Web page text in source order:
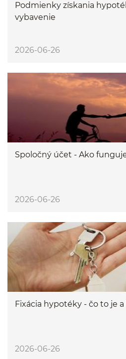
Podmienky získania
vybavenie
2026-06-26
Spoločný účet - Ako
2026-06-26
Fixácia hypotéky - čo to je
2026-06-26